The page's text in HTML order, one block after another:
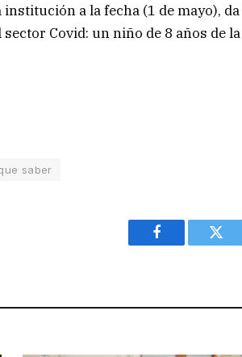
a la fecha (1 de mayo),
Covid: un niño de 8 años de
saber
Facebook